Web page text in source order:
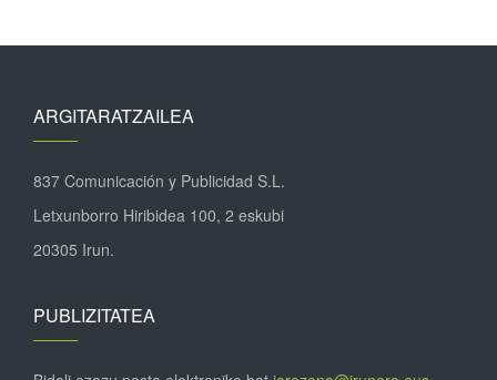
ARGITARATZAILEA
837 Comunicación y Publicidad S.L.
Letxunborro Hiribidea 100, 2 eskubi
20305 Irun.
PUBLIZITATEA